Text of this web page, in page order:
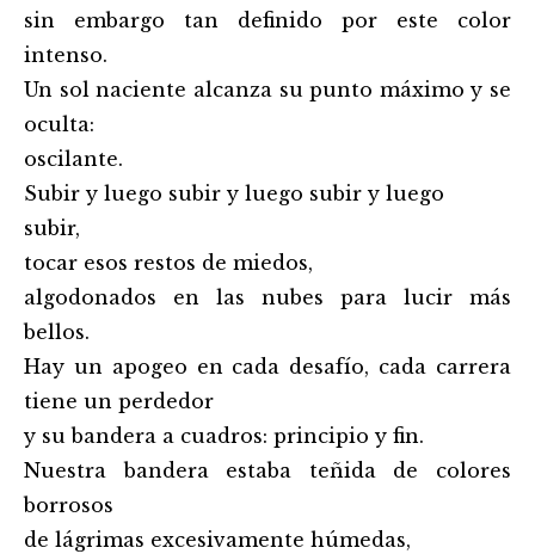
sin embargo tan definido por este color
intenso.
Un sol naciente alcanza su punto máximo y se
oculta:
oscilante.
Subir y luego subir y luego subir y luego
subir,
tocar esos restos de miedos,
algodonados en las nubes para lucir más
bellos.
Hay un apogeo en cada desafío, cada carrera
tiene un perdedor
y su bandera a cuadros: principio y fin.
Nuestra bandera estaba teñida de colores
borrosos
de lágrimas excesivamente húmedas,